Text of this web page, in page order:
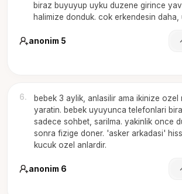
biraz buyuyup uyku duzene girince
halimize donduk. cok erkendesin daha,
anonim 5
6.
bebek 3 aylik, anlasilir ama ikinize ozel
yaratin. bebek uyuyunca telefonlari
sadece sohbet, sarilma. yakinlik once
sonra fizige doner. 'asker arkadasi'
kucuk ozel anlardir.
anonim 6